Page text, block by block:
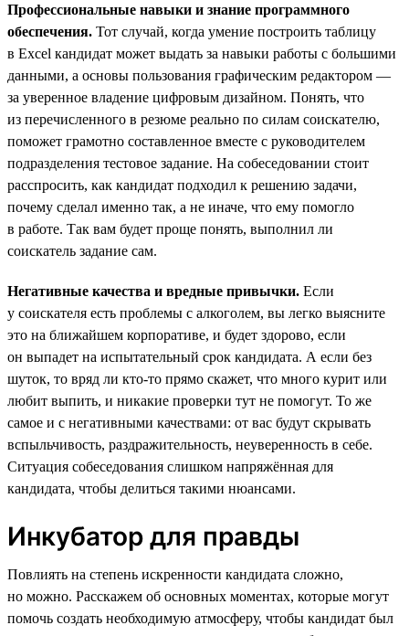
Профессиональные навыки и знание программного
обеспечения. Тот случай, когда умение построить таблицу
в Excel кандидат может выдать за навыки работы с большими
данными, а основы пользования графическим редактором —
за уверенное владение цифровым дизайном. Понять, что
из перечисленного в резюме реально по силам соискателю,
поможет грамотно составленное вместе с руководителем
подразделения тестовое задание. На собеседовании стоит
расспросить, как кандидат подходил к решению задачи,
почему сделал именно так, а не иначе, что ему помогло
в работе. Так вам будет проще понять, выполнил ли
соискатель задание сам.
Негативные качества и вредные привычки. Если
у соискателя есть проблемы с алкоголем, вы легко выясните
это на ближайшем корпоративе, и будет здорово, если
он выпадет на испытательный срок кандидата. А если без
шуток, то вряд ли кто-то прямо скажет, что много курит или
любит выпить, и никакие проверки тут не помогут. То же
самое и с негативными качествами: от вас будут скрывать
вспыльчивость, раздражительность, неуверенность в себе.
Ситуация собеседования слишком напряжённая для
кандидата, чтобы делиться такими нюансами.
Инкубатор для правды
Повлиять на степень искренности кандидата сложно,
но можно. Расскажем об основных моментах, которые могут
помочь создать необходимую атмосферу, чтобы кандидат был